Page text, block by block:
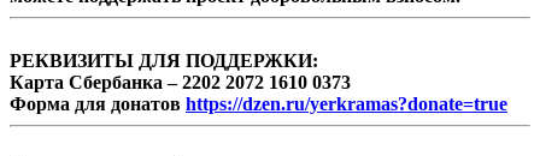
РЕКВИЗИТЫ ДЛЯ ПОДДЕРЖКИ:
Карта Сбербанка – 2202 2072 1610 0373
Форма для донатов https://dzen.ru/yerkramas?donate=true